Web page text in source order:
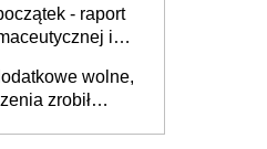
- raport
i
wolne,
zrobił